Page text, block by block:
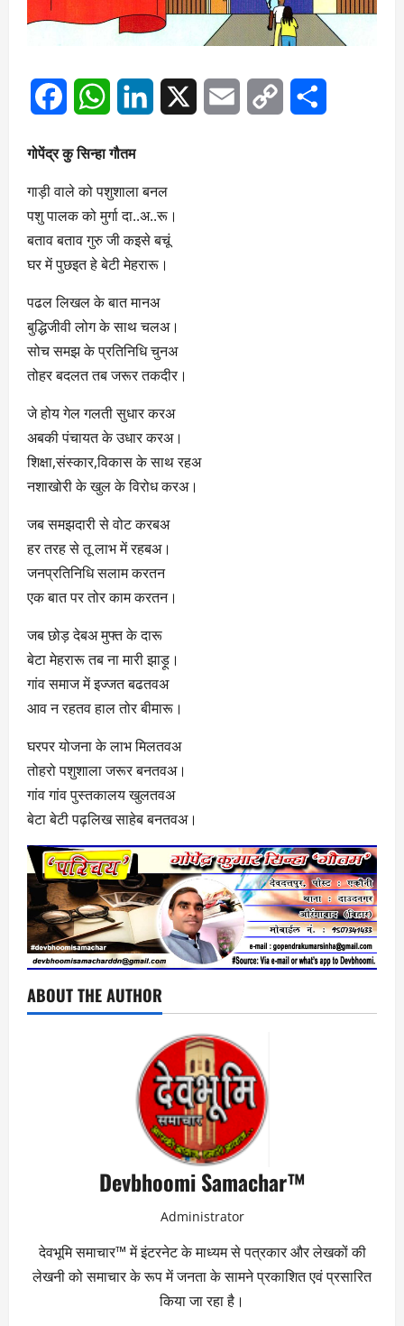
FacebookWhatsAppLinkedIn Email
Copy
गोपेंद्र कु सिन्हा गौतम
गाड़ी वाले को पशुशाला बनल
पशु पालक को मुर्गा दा..अ..रू।
बताव बताव गुरु जी कइसे बचूं
घर में पुछइत हे बेटी मेहरारू।
पढल लिखल के बात मानअ
बुद्धिजीवी लोग के साथ चलअ।
सोच समझ के प्रतिनिधि चुनअ
तोहर बदलत तब जरूर तकदीर।
जे होय गेल गलती सुधार करअ
अबकी पंचायत के उधार करअ।
शिक्षा,संस्कार,विकास के साथ रहअ
नशाखोरी के खुल के विरोध करअ।
जब समझदारी से वोट करबअ
हर तरह से तू लाभ में रहबअ।
जनप्रतिनिधि सलाम करतन
एक बात पर तोर काम करतन।
जब छोड़ देबअ मुफ्त के दारू
बेटा मेहरारू तब ना मारी झाड़ू।
गांव समाज में इज्जत बढतवअ
आव न रहतव हाल तोर बीमारू।
घरपर योजना के लाभ मिलतवअ
तोहरो पशुशाला जरूर बनतवअ।
गांव गांव पुस्तकालय खुलतवअ
बेटा बेटी पढ़लिख साहेब बनतवअ।
ABOUT THE AUTHOR
Devbhoomi Samachar™
Administrator
देवभूमि समाचार™ में इंटरनेट के माध्यम से पत्रकार और लेखकों की
लेखनी को समाचार के रूप में जनता के सामने प्रकाशित एवं प्रसारित
किया जा रहा है।